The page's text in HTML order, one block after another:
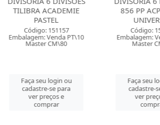
ACADEMIE
151157
Venda PT\10
CM\80
seu login ou
se para
preços e
856 PP ACP SWEET
UNIVERSAL
Código: 151739
Embalagem: Venda PC\1
Master CM\50
Faça seu login ou
cadastre-se para
ver preços e